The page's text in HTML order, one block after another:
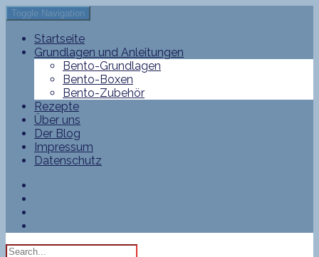
Toggle Navigation
Startseite
Grundlagen und Anleitungen
Bento-Grundlagen
Bento-Boxen
Bento-Zubehör
Rezepte
Über uns
Der Blog
Impressum
Datenschutz